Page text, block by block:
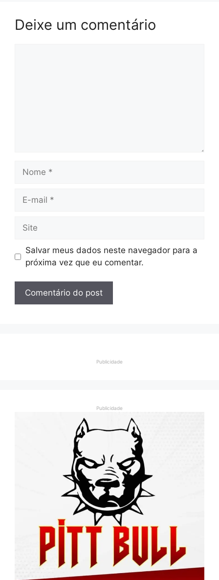
Deixe um comentário
Nome
Site
Salvar meus dados neste navegador para a
próxima vez que eu comentar.
Publicidade
Publicidade